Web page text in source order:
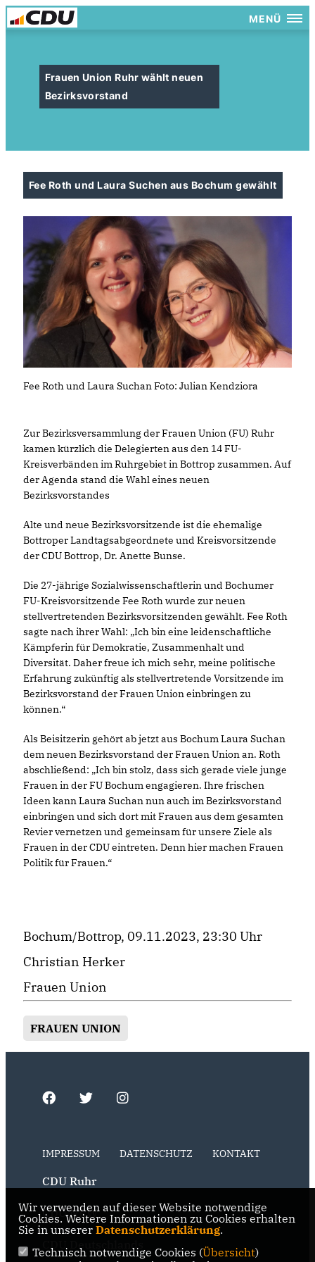
MENÜ
Frauen Union Ruhr wählt neuen
Bezirksvorstand
Fee Roth und Laura Suchen aus Bochum gewählt
Fee Roth und Laura Suchan Foto: Julian Kendziora
Zur Bezirksversammlung der Frauen Union (FU) Ruhr
kamen kürzlich die Delegierten aus den 14 FU-
Kreisverbänden im Ruhrgebiet in Bottrop zusammen. Auf
der Agenda stand die Wahl eines neuen
Bezirksvorstandes
Alte und neue Bezirksvorsitzende ist die ehemalige
Bottroper Landtagsabgeordnete und Kreisvorsitzende
der CDU Bottrop, Dr. Anette Bunse.
Die 27-jährige Sozialwissenschaftlerin und Bochumer
FU-Kreisvorsitzende Fee Roth wurde zur neuen
stellvertretenden Bezirksvorsitzenden gewählt. Fee Roth
sagte nach ihrer Wahl: „Ich bin eine leidenschaftliche
Kämpferin für Demokratie, Zusammenhalt und
Diversität. Daher freue ich mich sehr, meine politische
Erfahrung zukünftig als stellvertretende Vorsitzende im
Bezirksvorstand der Frauen Union einbringen zu
können.“
Als Beisitzerin gehört ab jetzt aus Bochum Laura Suchan
dem neuen Bezirksvorstand der Frauen Union an. Roth
abschließend: „Ich bin stolz, dass sich gerade viele junge
Frauen in der FU Bochum engagieren. Ihre frischen
Ideen kann Laura Suchan nun auch im Bezirksvorstand
einbringen und sich dort mit Frauen aus dem gesamten
Revier vernetzen und gemeinsam für unsere Ziele als
Frauen in der CDU eintreten. Denn hier machen Frauen
Politik für Frauen.“
Bochum/Bottrop, 09.11.2023, 23:30 Uhr
Christian Herker
Frauen Union
FRAUEN UNION
IMPRESSUM DATENSCHUTZ KONTAKT
CDU Ruhr
CDU NRW
Wir verwenden auf dieser Website notwendige
Cookies. Weitere Informationen zu Cookies erhalten
Sie in unserer Datenschutzerklärung.
Technisch notwendige Cookies (Übersicht)